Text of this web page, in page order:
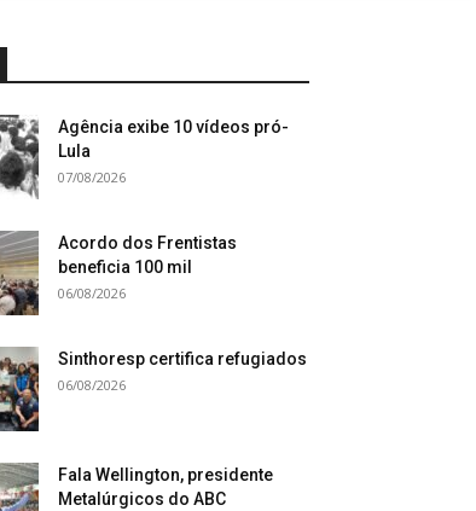
Agência exibe 10 vídeos pró-
Lula
07/08/2026
Acordo dos Frentistas
beneficia 100 mil
06/08/2026
Sinthoresp certifica refugiados
06/08/2026
Fala Wellington, presidente
Metalúrgicos do ABC